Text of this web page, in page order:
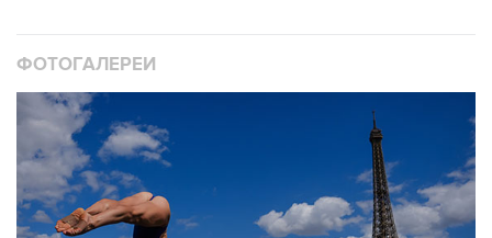
ФОТОГАЛЕРЕИ